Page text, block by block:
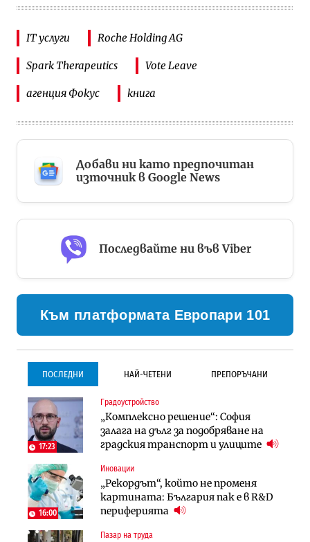
IT услуги Roche Holding AG
Spark Therapeutics Vote Leave
агенция Фокус книга
Добави ни като предпочитан
източник в Google News
Последвайте ни във Viber
Към платформата Европари 101
ПОСЛЕДНИ НАЙ-ЧЕТЕНИ ПРЕПОРЪЧАНИ
17:23
Градоустройство
„Комплексно решение“: София
залага на дълг за подобряване на
градския транспорт и улиците
16:00
Иновации
„Рекордът“, който не променя
картината: България пак е в R&D
периферията
Пазар на труда
Градоустройство
Столична община избра
изпълнител за преместването на
трамвайното трасе по бул.
Инфраструктура
Проектирането на тунела под
Петрохан ще върви паралелно с
Инфраструктура
Проектирането на тунела под
Петрохан ще върви паралелно с
екологичните оценки
Компании
„Хювефарма“ подписа договор за
придобиване на Euroapi Italy
Финанси